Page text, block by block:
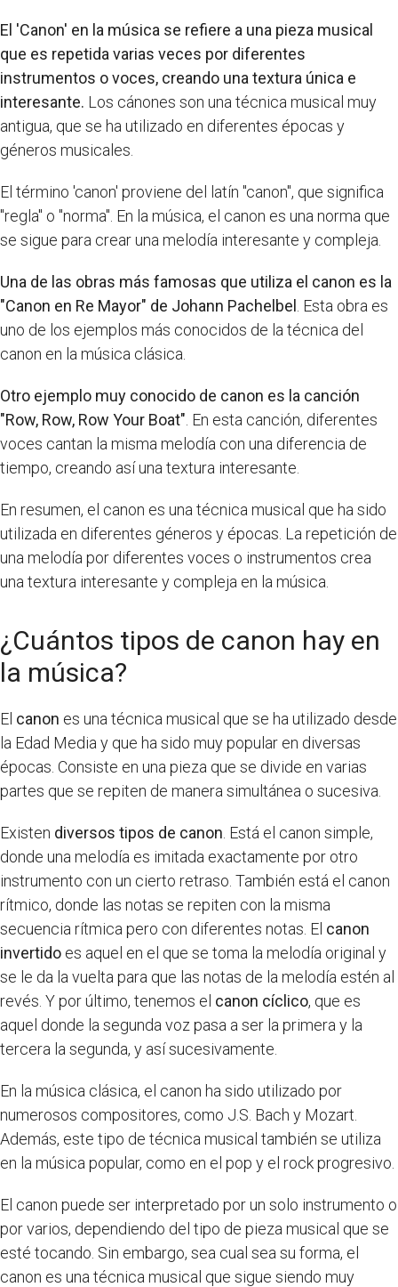
El 'Canon' en la música se refiere a una pieza musical
que es repetida varias veces por diferentes
instrumentos o voces, creando una textura única e
interesante. Los cánones son una técnica musical muy
antigua, que se ha utilizado en diferentes épocas y
géneros musicales.
El término 'canon' proviene del latín "canon", que significa
"regla" o "norma". En la música, el canon es una norma que
se sigue para crear una melodía interesante y compleja.
Una de las obras más famosas que utiliza el canon es la
"Canon en Re Mayor" de Johann Pachelbel . Esta obra es
uno de los ejemplos más conocidos de la técnica del
canon en la música clásica.
Otro ejemplo muy conocido de canon es la canción
"Row, Row, Row Your Boat" . En esta canción, diferentes
voces cantan la misma melodía con una diferencia de
tiempo, creando así una textura interesante.
En resumen, el canon es una técnica musical que ha sido
utilizada en diferentes géneros y épocas. La repetición de
una melodía por diferentes voces o instrumentos crea
una textura interesante y compleja en la música.
¿Cuántos tipos de canon hay en
la música?
El canon es una técnica musical que se ha utilizado desde
la Edad Media y que ha sido muy popular en diversas
épocas. Consiste en una pieza que se divide en varias
partes que se repiten de manera simultánea o sucesiva.
Existen diversos tipos de canon . Está el canon simple,
donde una melodía es imitada exactamente por otro
instrumento con un cierto retraso. También está el canon
rítmico, donde las notas se repiten con la misma
secuencia rítmica pero con diferentes notas. El canon
invertido es aquel en el que se toma la melodía original y
se le da la vuelta para que las notas de la melodía estén al
revés. Y por último, tenemos el canon cíclico, que es
aquel donde la segunda voz pasa a ser la primera y la
tercera la segunda, y así sucesivamente.
En la música clásica, el canon ha sido utilizado por
numerosos compositores, como J.S. Bach y Mozart.
Además, este tipo de técnica musical también se utiliza
en la música popular, como en el pop y el rock progresivo.
El canon puede ser interpretado por un solo instrumento o
por varios, dependiendo del tipo de pieza musical que se
esté tocando. Sin embargo, sea cual sea su forma, el
canon es una técnica musical que sigue siendo muy